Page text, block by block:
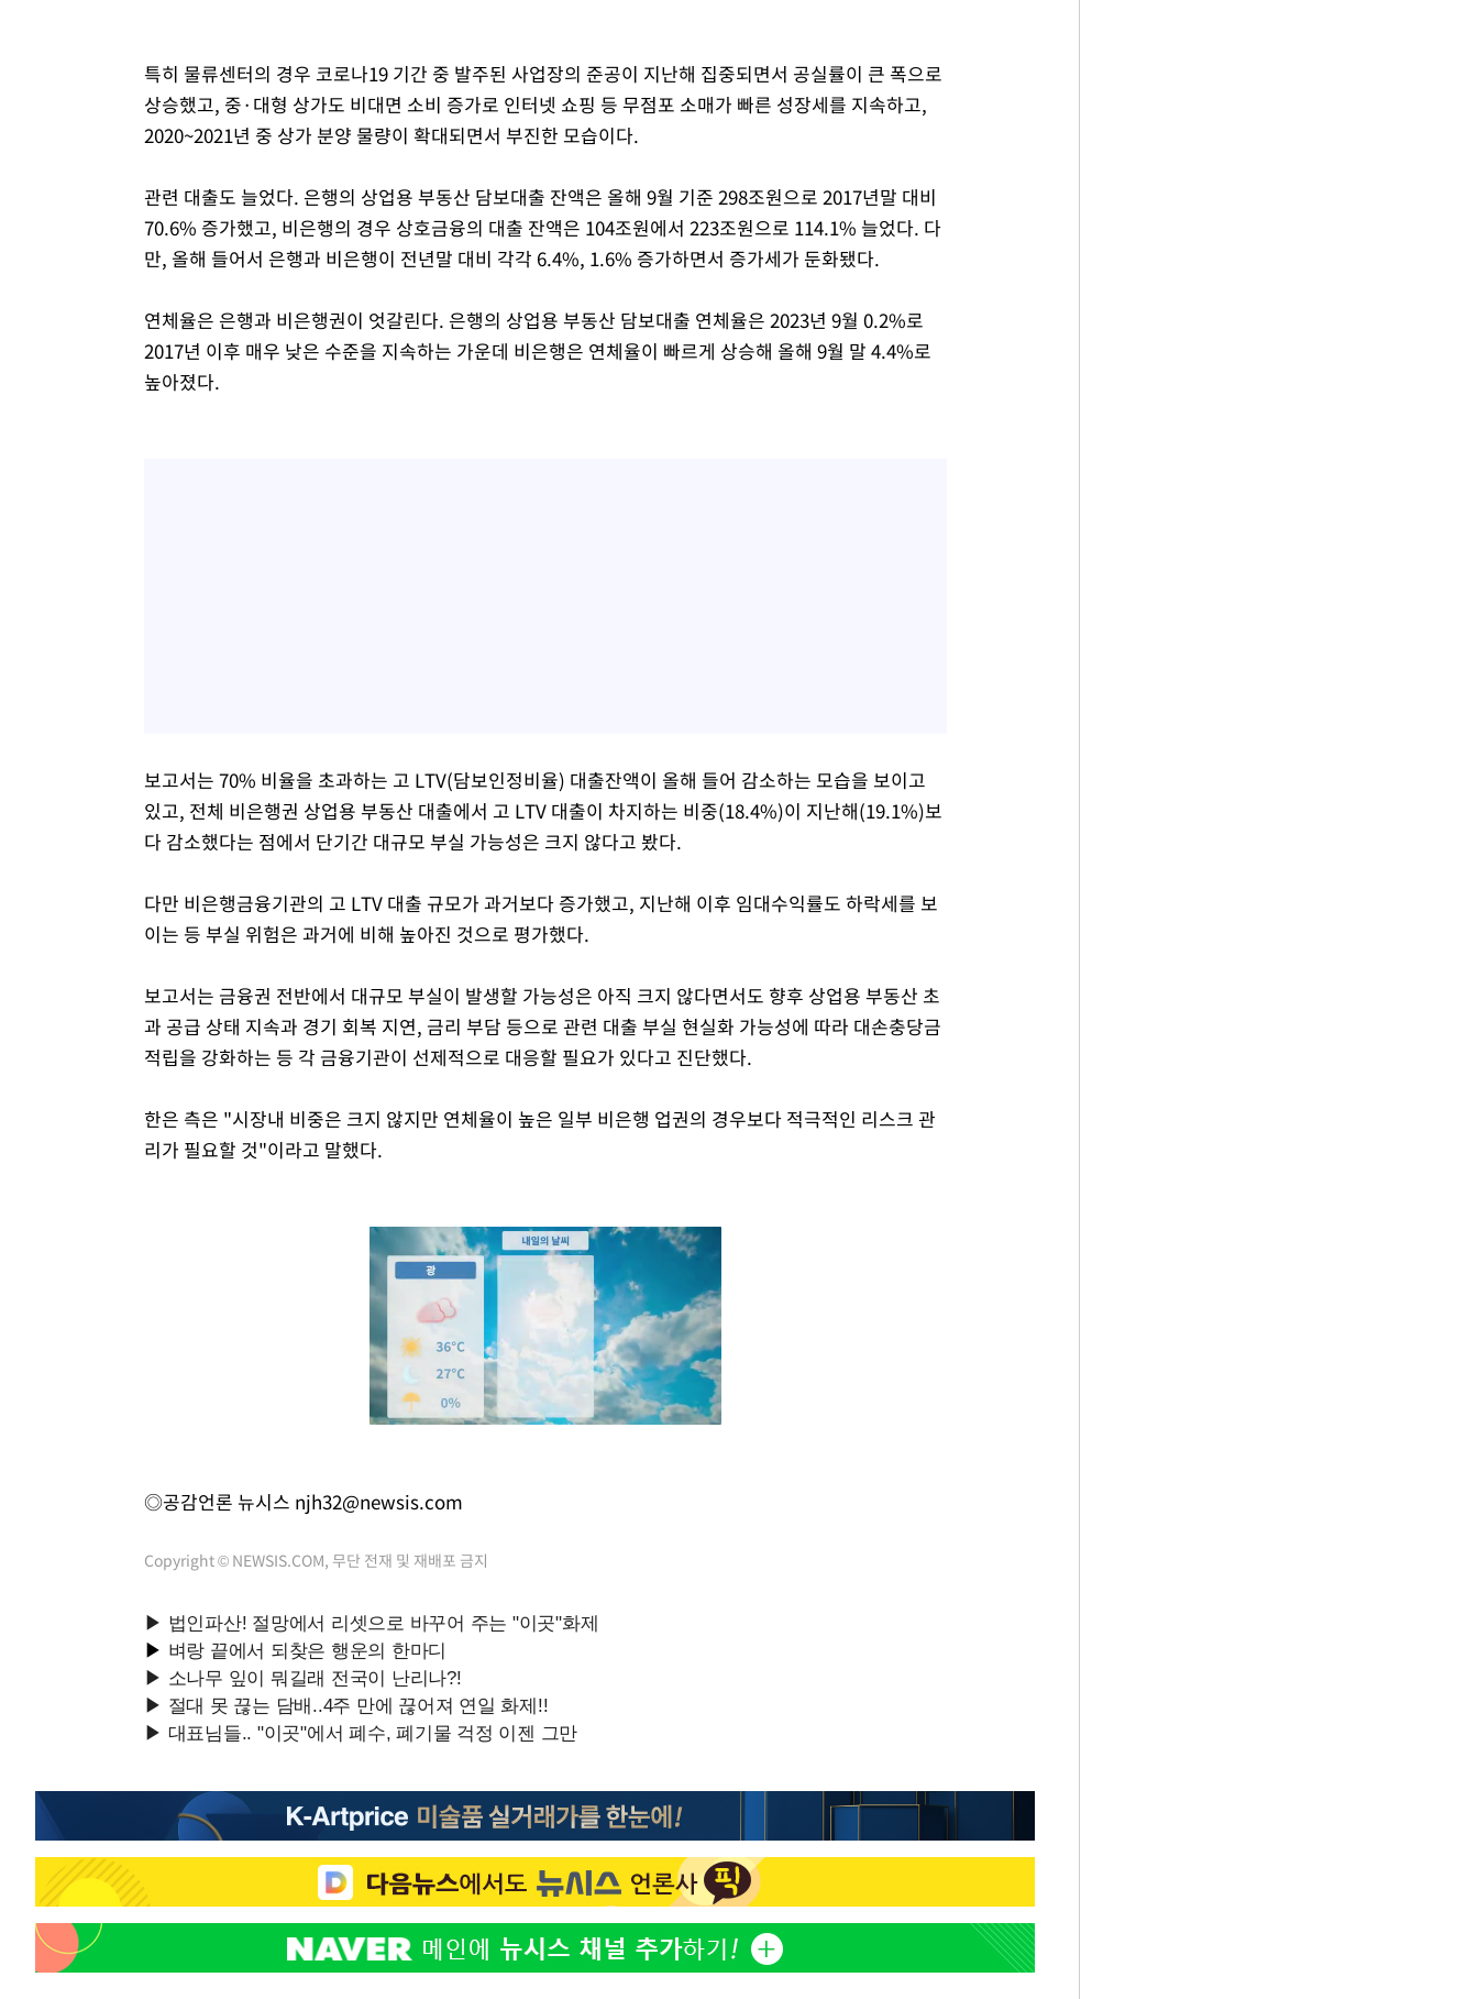
특히 물류센터의 경우 코로나19 기간 중 발주된 사업장의 준공이 지난해 집중되면서 공실률이 큰 폭으로
상승했고, 중·대형 상가도 비대면 소비 증가로 인터넷 쇼핑 등 무점포 소매가 빠른 성장세를 지속하고,
2020~2021년 중 상가 분양 물량이 확대되면서 부진한 모습이다.
관련 대출도 늘었다. 은행의 상업용 부동산 담보대출 잔액은 올해 9월 기준 298조원으로 2017년말 대비
70.6% 증가했고, 비은행의 경우 상호금융의 대출 잔액은 104조원에서 223조원으로 114.1% 늘었다. 다
만, 올해 들어서 은행과 비은행이 전년말 대비 각각 6.4%, 1.6% 증가하면서 증가세가 둔화됐다.
연체율은 은행과 비은행권이 엇갈린다. 은행의 상업용 부동산 담보대출 연체율은 2023년 9월 0.2%로
2017년 이후 매우 낮은 수준을 지속하는 가운데 비은행은 연체율이 빠르게 상승해 올해 9월 말 4.4%로
높아졌다.
보고서는 70% 비율을 초과하는 고 LTV(담보인정비율) 대출잔액이 올해 들어 감소하는 모습을 보이고
있고, 전체 비은행권 상업용 부동산 대출에서 고 LTV 대출이 차지하는 비중(18.4%)이 지난해(19.1%)보
다 감소했다는 점에서 단기간 대규모 부실 가능성은 크지 않다고 봤다.
다만 비은행금융기관의 고 LTV 대출 규모가 과거보다 증가했고, 지난해 이후 임대수익률도 하락세를 보
이는 등 부실 위험은 과거에 비해 높아진 것으로 평가했다.
보고서는 금융권 전반에서 대규모 부실이 발생할 가능성은 아직 크지 않다면서도 향후 상업용 부동산 초
과 공급 상태 지속과 경기 회복 지연, 금리 부담 등으로 관련 대출 부실 현실화 가능성에 따라 대손충당금
적립을 강화하는 등 각 금융기관이 선제적으로 대응할 필요가 있다고 진단했다.
한은 측은 "시장내 비중은 크지 않지만 연체율이 높은 일부 비은행 업권의 경우보다 적극적인 리스크 관
리가 필요할 것"이라고 말했다.
◎공감언론 뉴시스 njh32@newsis.com
Copyright © NEWSIS.COM, 무단 전재 및 재배포 금지